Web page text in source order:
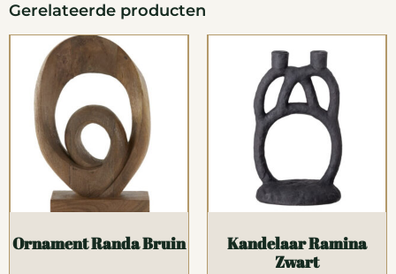
Gerelateerde producten
Ornament Randa Bruin
Kandelaar Ramina
Zwart